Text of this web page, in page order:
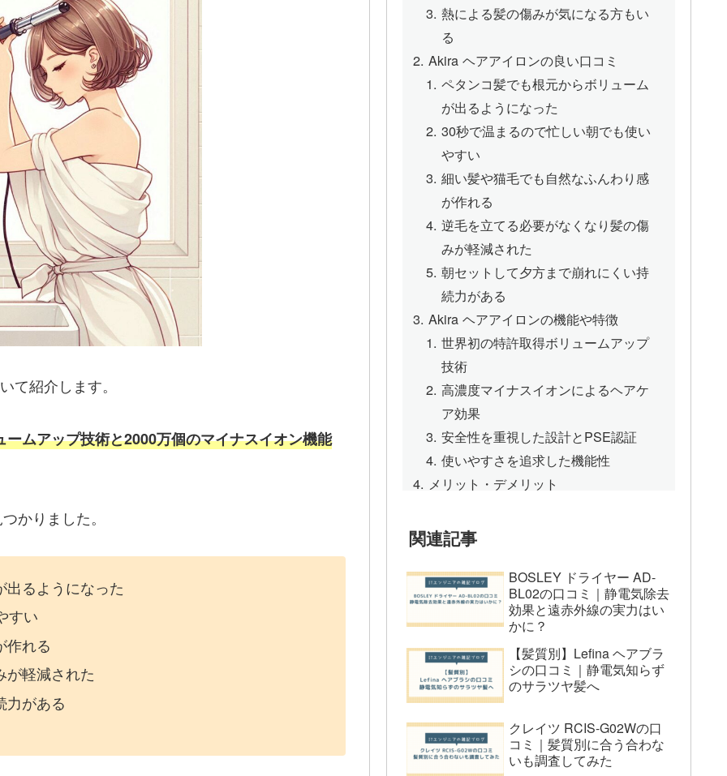
て紹介します。
ームアップ技術と2000万個のマイナスイオン機能
かりました。
るようになった
すい
作れる
が軽減された
力がある
熱による髪の傷みが気になる方もい
る
Akira ヘアアイロンの良い口コミ
ペタンコ髪でも根元からボリューム
が出るようになった
30秒で温まるので忙しい朝でも使い
やすい
細い髪や猫毛でも自然なふんわり感
が作れる
逆毛を立てる必要がなくなり髪の傷
みが軽減された
朝セットして夕方まで崩れにくい持
続力がある
Akira ヘアアイロンの機能や特徴
世界初の特許取得ボリュームアップ
技術
高濃度マイナスイオンによるヘアケ
ア効果
安全性を重視した設計とPSE認証
使いやすさを追求した機能性
メリット・デメリット
デメリット
Akira ヘアアイロンをおすすめする人し
ない人
おすすめする人
おすすめしない人
Q&A
Q1: 髪が傷むのが心配ですが大丈夫
でしょうか？
Q2: 本当に30秒で温まりますか？
Q3: 海外でも使用できますか？
Q4: 他のヘアアイロンと比べて何が
関連記事
BOSLEY ドライヤー AD-
BL02の口コミ｜静電気除去
効果と遠赤外線の実力はい
かに？
【髪質別】Lefina ヘアブラ
シの口コミ｜静電気知らず
のサラツヤ髪へ
クレイツ RCIS-G02Wの口
コミ｜髪質別に合う合わな
いも調査してみた